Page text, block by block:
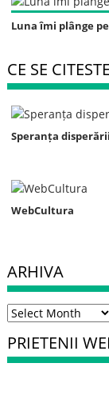
Luna îmi plânge
CE SE
Speranța disperării
WebCultura
ARHIVA
Arhiva
PRIETENII